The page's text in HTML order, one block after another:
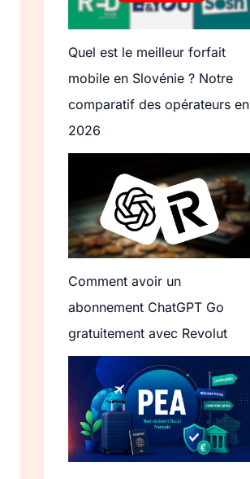
Quel est le meilleur forfait
mobile en Slovénie ? Notre
comparatif des opérateurs en
2026
Comment avoir un
abonnement ChatGPT Go
gratuitement avec Revolut